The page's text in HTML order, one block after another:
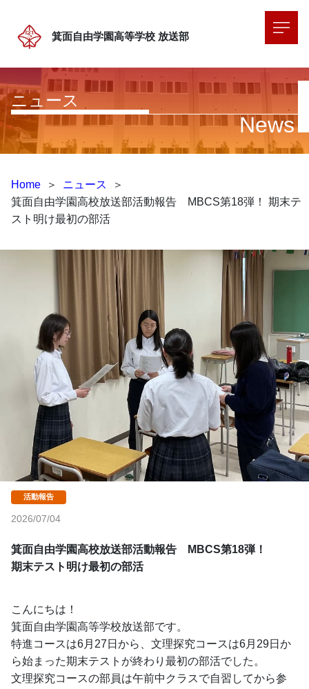
箕面自由学園高等学校 放送部
ニュース
News
Home ＞ ニュース
＞
箕面自由学園高校放送部活動報告 MBCS第18弾！ 期末テ
スト明け最初の部活
2026/07/04
箕面自由学園高校放送部活動報告　MBCS第18弾！
期末テスト明け最初の部活
こんにちは！
箕面自由学園高等学校放送部です。
特進コースは6月27日から、文理探究コースは6月29日か
ら始まった期末テストが終わり最初の部活でした。
文理探究コースの部員は午前中クラスで自習してから参